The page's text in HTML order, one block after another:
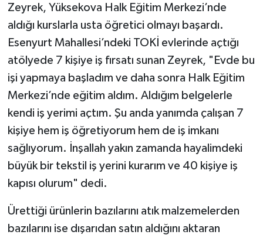
Zeyrek, Yüksekova Halk Eğitim Merkezi’nde
aldığı kurslarla usta öğretici olmayı başardı.
Esenyurt Mahallesi’ndeki TOKİ evlerinde açtığı
atölyede 7 kişiye iş fırsatı sunan Zeyrek, "Evde bu
işi yapmaya başladım ve daha sonra Halk Eğitim
Merkezi’nde eğitim aldım. Aldığım belgelerle
kendi iş yerimi açtım. Şu anda yanımda çalışan 7
kişiye hem iş öğretiyorum hem de iş imkanı
sağlıyorum. İnşallah yakın zamanda hayalimdeki
büyük bir tekstil iş yerini kurarım ve 40 kişiye iş
kapısı olurum" dedi.
Ürettiği ürünlerin bazılarını atık malzemelerden
bazılarını ise dışarıdan satın aldığını aktaran